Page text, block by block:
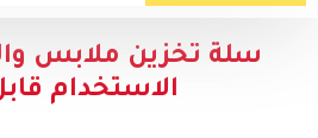
سلة تخزين ملابس
الاستخدام